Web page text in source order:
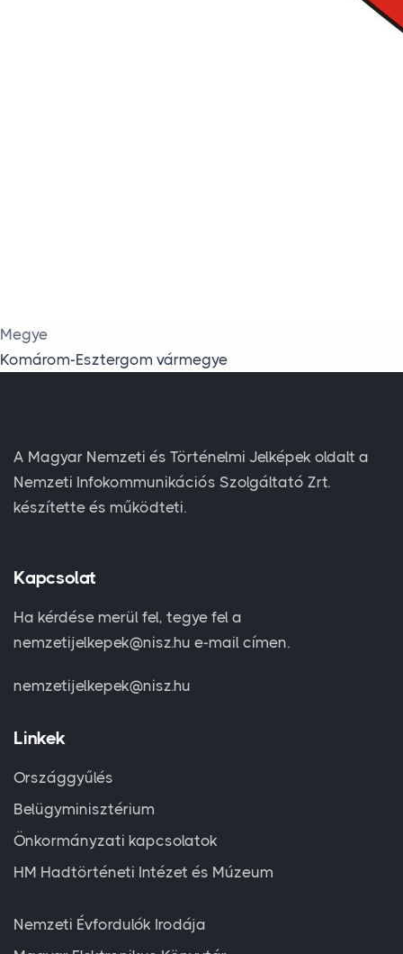
Megye
Komárom-Esztergom vármegye
A Magyar Nemzeti és Történelmi Jelképek oldalt a
Nemzeti Infokommunikációs Szolgáltató Zrt.
készítette és működteti.
Kapcsolat
Ha kérdése merül fel, tegye fel a
nemzetijelkepek@nisz.hu e-mail címen.
nemzetijelkepek@nisz.hu
Linkek
Országgyűlés
Belügyminisztérium
Önkormányzati kapcsolatok
HM Hadtörténeti Intézet és Múzeum
Nemzeti Évfordulók Irodája